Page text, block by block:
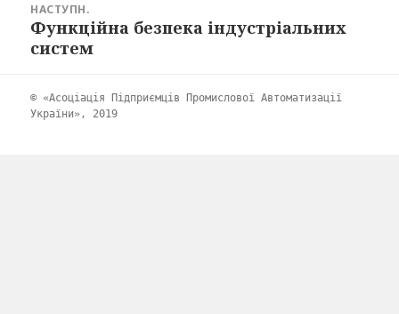
НАСТУПН.
Наступний
запис:
Функційна безпека індустріальних
систем
© «Асоціація Підприємців Промислової Автоматизації
України», 2019